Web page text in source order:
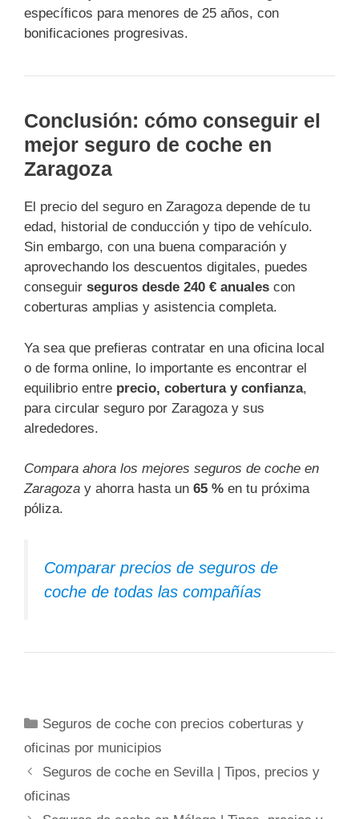
específicos para menores de 25 años, con
bonificaciones progresivas.
Conclusión: cómo conseguir el
mejor seguro de coche en
Zaragoza
El precio del seguro en Zaragoza depende de tu
edad, historial de conducción y tipo de vehículo.
Sin embargo, con una buena comparación y
aprovechando los descuentos digitales, puedes
conseguir seguros desde 240 € anuales con
coberturas amplias y asistencia completa.
Ya sea que prefieras contratar en una oficina local
o de forma online, lo importante es encontrar el
equilibrio entre precio, cobertura y confianza,
para circular seguro por Zaragoza y sus
alrededores.
Compara ahora los mejores seguros de coche en
Zaragoza y ahorra hasta un 65 % en tu próxima
póliza.
Comparar precios de seguros de
coche de todas las compañías
Categorías
Seguros de coche con precios coberturas y
oficinas por municipios
Seguros de coche en Sevilla | Tipos, precios y
oficinas